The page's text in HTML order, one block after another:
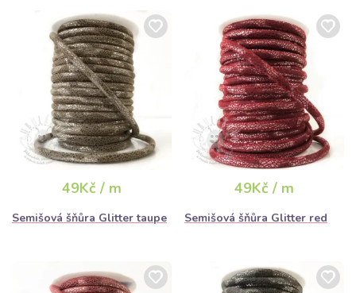
49Kč / m
Semišová šňůra Glitter taupe
49Kč / m
Semišová šňůra Glitter red